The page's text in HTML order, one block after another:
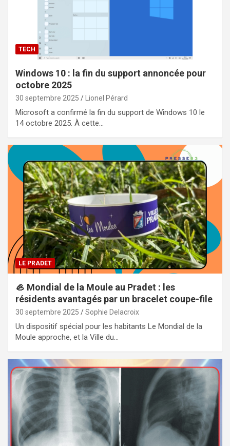
TECH
Windows 10 : la fin du support annoncée pour
octobre 2025
30 septembre 2025 Lionel Pérard
Microsoft a confirmé la fin du support de Windows 10 le
14 octobre 2025. À cette…
LE PRADET
🦪 Mondial de la Moule au Pradet : les
résidents avantagés par un bracelet coupe-file
30 septembre 2025 Sophie Delacroix
Un dispositif spécial pour les habitants Le Mondial de la
Moule approche, et la Ville du…